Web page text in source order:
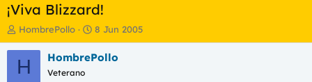
¡Viva Blizzard!
I
n
i
c
HombrePollo
F
e
c
8 Jun 2005
H HombrePollo
Veterano